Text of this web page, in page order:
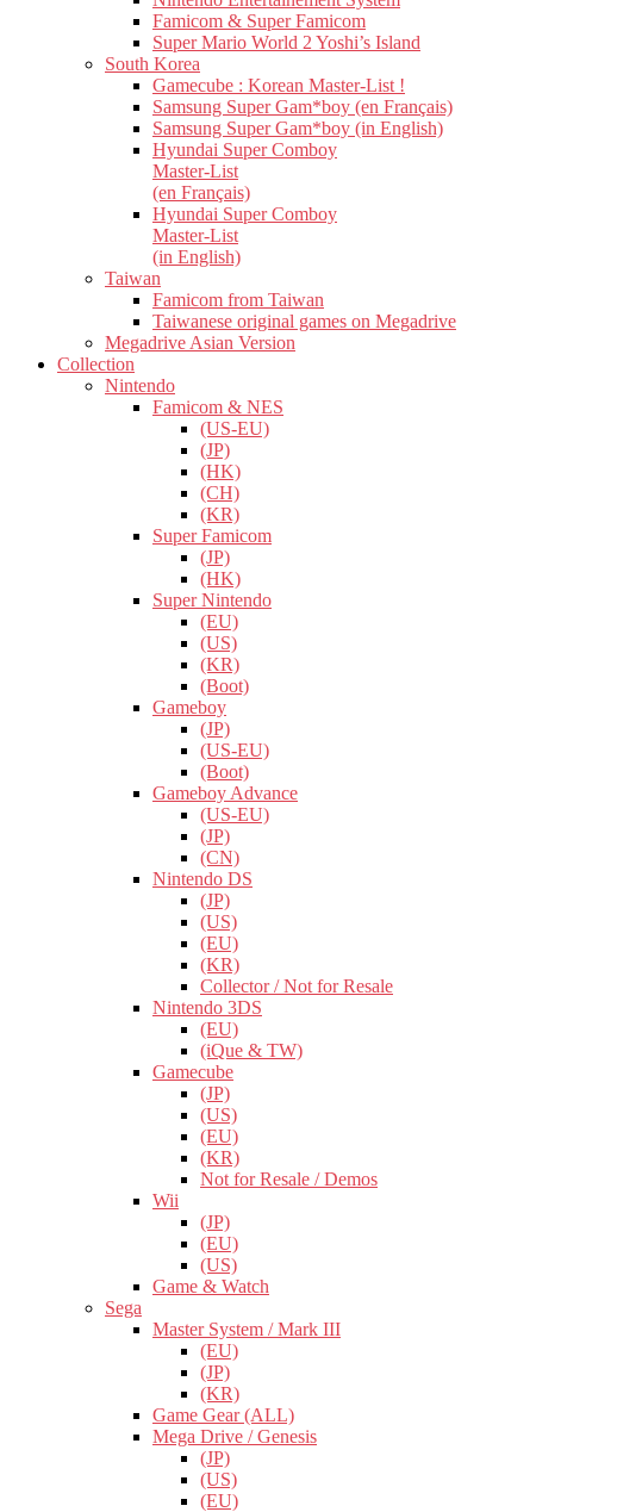
Famicom & Super Famicom
Super Mario World 2 Yoshi’s Island
South Korea
Gamecube : Korean Master-List !
Samsung Super Gam*boy (en Français)
Samsung Super Gam*boy (in English)
Hyundai Super Comboy
Master-List
(en Français)
Hyundai Super Comboy
Master-List
(in English)
Taiwan
Famicom from Taiwan
Taiwanese original games on Megadrive
Megadrive Asian Version
Collection
Nintendo
Famicom & NES
(US-EU)
(JP)
(HK)
(CH)
(KR)
Super Famicom
(JP)
(HK)
Super Nintendo
(EU)
(US)
(KR)
(Boot)
Gameboy
(JP)
(US-EU)
(Boot)
Gameboy Advance
(US-EU)
(JP)
(CN)
Nintendo DS
(JP)
(US)
(EU)
(KR)
Collector / Not for Resale
Nintendo 3DS
(EU)
(iQue & TW)
Gamecube
(JP)
(US)
(EU)
(KR)
Not for Resale / Demos
Wii
(JP)
(EU)
(US)
Game & Watch
Sega
Master System / Mark III
(EU)
(JP)
(KR)
Game Gear (ALL)
Mega Drive / Genesis
(JP)
(US)
(EU)